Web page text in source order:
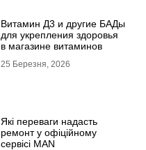
Витамин Д3 и другие БАДы
для укрепления здоровья
в магазине витаминов
25 Березня, 2026
Які переваги надасть
ремонт у офіційному
сервісі MAN